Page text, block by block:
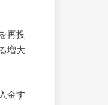
再投
増大
金す